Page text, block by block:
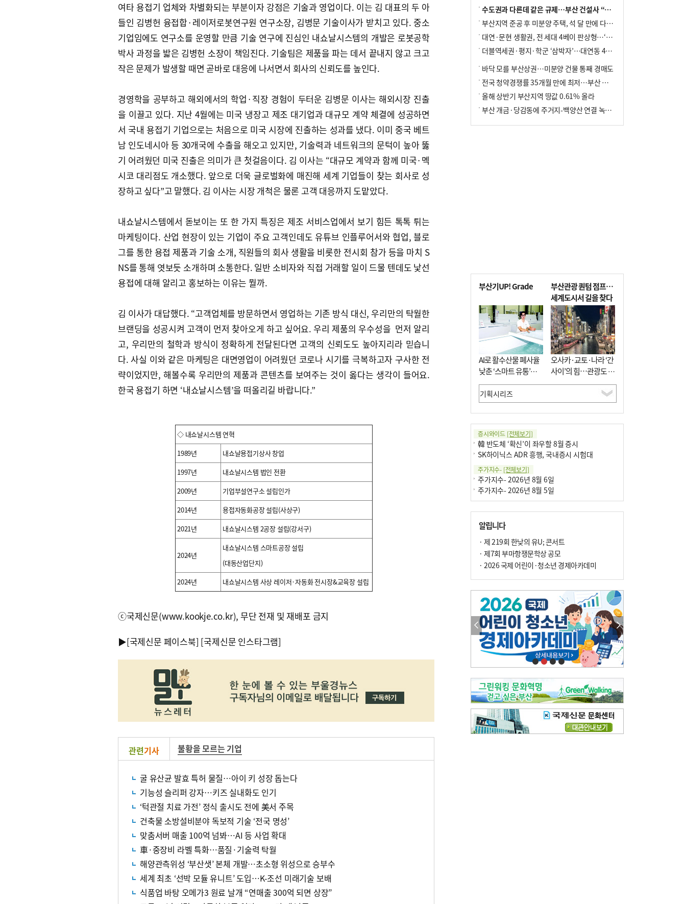
여타 용접기 업체와 차별화되는 부분이자 강점은 기술과 영업이다. 이는 김 대표의 두 아
들인 김병헌 융접합·레이저로봇연구원 연구소장, 김병문 기술이사가 받치고 있다. 중소
기업임에도 연구소를 운영할 만큼 기술 연구에 진심인 내쇼날시스템의 개발은 로봇공학
박사 과정을 밟은 김병헌 소장이 책임진다. 기술팀은 제품을 파는 데서 끝내지 않고 크고
작은 문제가 발생할 때면 곧바로 대응에 나서면서 회사의 신뢰도를 높인다.
경영학을 공부하고 해외에서의 학업·직장 경험이 두터운 김병문 이사는 해외시장 진출
을 이끌고 있다. 지난 4월에는 미국 냉장고 제조 대기업과 대규모 계약 체결에 성공하면
서 국내 용접기 기업으로는 처음으로 미국 시장에 진출하는 성과를 냈다. 이미 중국 베트
남 인도네시아 등 30개국에 수출을 해오고 있지만, 기술력과 네트워크의 문턱이 높아 뚫
기 어려웠던 미국 진출은 의미가 큰 첫걸음이다. 김 이사는 “대규모 계약과 함께 미국·멕
시코 대리점도 개소했다. 앞으로 더욱 글로벌화에 매진해 세계 기업들이 찾는 회사로 성
장하고 싶다”고 말했다. 김 이사는 시장 개척은 물론 고객 대응까지 도맡았다.
내쇼날시스템에서 돋보이는 또 한 가지 특징은 제조 서비스업에서 보기 힘든 톡톡 튀는
마케팅이다. 산업 현장이 있는 기업이 주요 고객인데도 유튜브 인플루어서와 협업, 블로
그를 통한 용접 제품과 기술 소개, 직원들의 회사 생활을 비롯한 전시회 참가 등을 마치 S
NS를 통해 엿보듯 소개하며 소통한다. 일반 소비자와 직접 거래할 일이 드물 텐데도 낯선
용접에 대해 알리고 홍보하는 이유는 뭘까.
김 이사가 대답했다. “고객업체를 방문하면서 영업하는 기존 방식 대신, 우리만의 탁월한
브랜딩을 성공시켜 고객이 먼저 찾아오게 하고 싶어요. 우리 제품의 우수성을 먼저 알리
고, 우리만의 철학과 방식이 정확하게 전달된다면 고객의 신뢰도도 높아지리라 믿습니
다. 사실 이와 같은 마케팅은 대면영업이 어려웠던 코로나 시기를 극복하고자 구사한 전
략이었지만, 해볼수록 우리만의 제품과 콘텐츠를 보여주는 것이 옳다는 생각이 들어요.
한국 용접기 하면 ‘내쇼날시스템’을 떠올리길 바랍니다.”
◇ 내쇼날시스템 연혁
1989년
내쇼날용접기상사 창업
1997년
내쇼날시스템 법인 전환
2009년
기업부설연구소 설립인가
2014년
용접자동화공장 설립(사상구)
2021년
내쇼날시스템 2공장 설립(강서구)
2024년
내쇼날시스템 스마트공장 설립
(대동산업단지)
2024년
내쇼날시스템 사상 레이저·자동화 전시장&교육장 설립
ⓒ국제신문(www.kookje.co.kr), 무단 전재 및 재배포 금지
▶[국제신문 페이스북] [국제신문 인스타그램]
관련기사 불황을 모르는 기업
굴 유산균 발효 특허 물질…아이 키 성장 돕는다
기능성 슬리퍼 강자…키즈 실내화도 인기
‘턱관절 치료 가전’ 정식 출시도 전에 美서 주목
건축물 소방설비분야 독보적 기술 ‘전국 명성’
맞춤서버 매출 100억 넘봐…AI 등 사업 확대
車·중장비 라벨 특화…품질·기술력 탁월
해양관측위성 ‘부산샛’ 본체 개발…초소형 위성으로 승부수
세계 최초 ‘선박 모듈 유니트’ 도입…K-조선 미래기술 보배
식품업 바탕 오메가3 원료 날개 “연매출 300억 되면 상장”
수도권과 다른데 같은 규제…부산 건설사 “쓰러지기 직전”
부산지역 준공 후 미분양 주택, 석 달 만에 다시 3000가구 넘어서
대연·문현 생활권, 전 세대 4베이 판상형…‘더샵 트리센트’ 내달 분양
더블역세권·평지·학군 ‘삼박자’…대연동 42층 브랜드 단지
바닥 모를 부산상권…미분양 건물 통째 경매도
전국 청약경쟁률 35개월 만에 최저…부산 미분양 ‘적체’ 심화
올해 상반기 부산지역 땅값 0.61% 올라
부산 개금·당감동에 주거지-백양산 연결 녹지 조성
부산기UP! Grade
AI로 활수산물 폐사율
낮춘 ‘스마트 유통’…
사막·산악지대 수출
도전
부산관광 퀀텀 점프…
세계도시서 길을 찾다
오사카·교토·나라 ‘간
사이’의 힘…관광도 뭉
쳐야 흥한다
증시와이드 [전체보기]
韓 반도체 ‘확신’이 좌우할 8월 증시
SK하이닉스 ADR 흥행, 국내증시 시험대
주가지수- [전체보기]
주가지수- 2026년 8월 6일
주가지수- 2026년 8월 5일
알립니다
· 제 219회 한낮의 유U; 콘서트
· 제7회 부마항쟁문학상 공모
· 2026 국제 어린이·청소년 경제아카데미